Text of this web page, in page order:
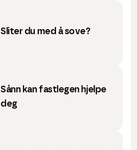
Sliter du med å sove?
Sånn kan fastlegen hjelpe
deg